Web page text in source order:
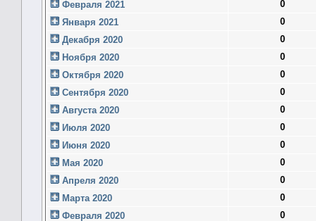
Февраля 2021
0
Января 2021
0
Декабря 2020
0
Ноября 2020
0
Октября 2020
0
Сентября 2020
0
Августа 2020
0
Июля 2020
0
Июня 2020
0
Мая 2020
0
Апреля 2020
0
Марта 2020
0
Февраля 2020
0